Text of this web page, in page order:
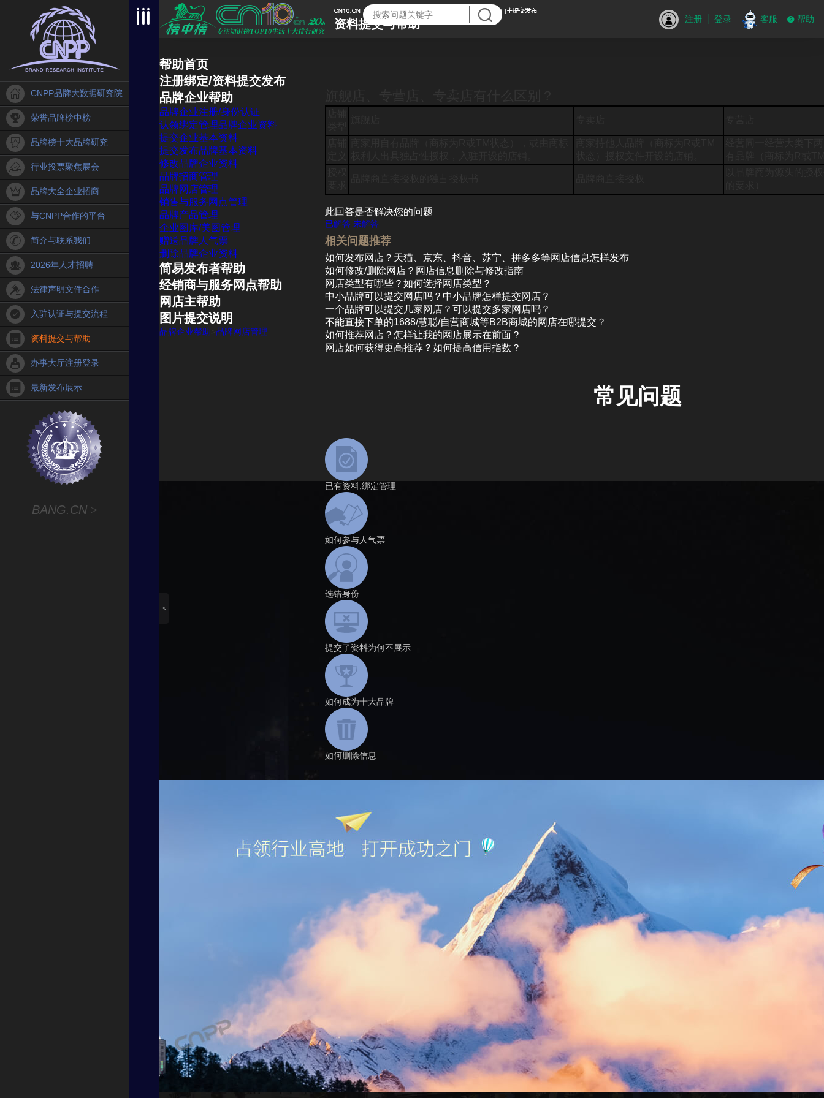
CNPP品牌大数据研究院
荣誉品牌榜中榜
品牌榜十大品牌研究
行业投票聚焦展会
品牌大全企业招商
与CNPP合作的平台
简介与联系我们
2026年人才招聘
法律声明文件合作
入驻认证与提交流程
资料提交与帮助
办事大厅注册登录
最新发布展示
BANG.CN >
资料提交与帮助 注册 登录 客服 帮助
帮助首页
注册绑定/资料提交发布
品牌企业帮助
品牌企业注册/身份认证
认领绑定管理品牌企业资料
提交企业基本资料
提交发布品牌基本资料
修改品牌企业资料
品牌招商管理
品牌网店管理
销售与服务网点管理
品牌产品管理
企业图库/美图管理
赠送品牌人气票
删除品牌企业资料
简易发布者帮助
经销商与服务网点帮助
网店主帮助
图片提交说明
品牌企业帮助 品牌网店管理
此回答是否解决您的问题
已解答 未解答
相关问题推荐
如何发布网店？天猫、京东、抖音、苏宁、拼多多等网店信息怎样发布
如何修改/删除网店？网店信息删除与修改指南
网店类型有哪些？如何选择网店类型？
中小品牌可以提交网店吗？中小品牌怎样提交网店？
一个品牌可以提交几家网店？可以提交多家网店吗？
不能直接下单的1688/慧聪/自营商城等B2B商城的网店在哪提交？
如何推荐网店？怎样让我的网店展示在前面？
网店如何获得更高推荐？如何提高信用指数？
常见问题
已有资料,绑定管理
如何参与人气票
选错身份
提交了资料为何不展示
如何成为十大品牌
如何删除信息